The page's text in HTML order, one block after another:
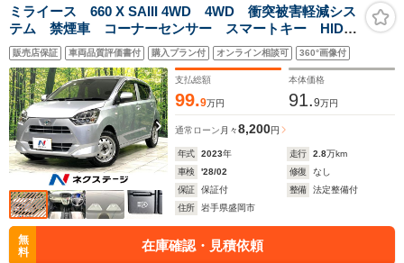
プリクラッシュセーフ
ティ/デジタルインナ
ーミラー/ブラインド
スポットモニター
ンドウ/エンジンスタ
ートボタン
ルーフレール
ヒーター パノ
クビューモニ
ミライース 660 X SAIII 4WD 4WD 衝突被害軽減シス
テム 禁煙車 コーナーセンサー スマートキー HIDヘ
ッド オートハイビーム オートライト CD 電動格納
ミラー アイドリングストップ パワーウィンドウ ド
アバイザー
販売店保証 車両品質評価書付 購入プラン付 オンライン相談可 360°画像付
支払総額
99.9万円
本体価格
91.9万円
通常ローン 月々8,200円
年式 2023年 走行 2.8万km
車検
'28/02 修復
なし
保証
保証付 整備
法定整備付
住所
岩手県盛岡市
無
料
在庫確認・見積依頼